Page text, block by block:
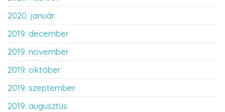
2020. január
2019. december
2019. november
2019. október
2019. szeptember
2019. augusztus